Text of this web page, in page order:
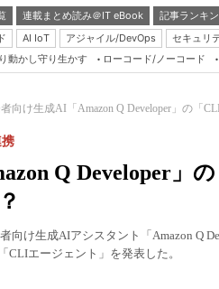
連載まとめ読み＠IT eBook 記事ランキ
AI IoT アジャイル/DevOps セキュリ
動かし守り生かす ローコード/ノーコード
向け生成AI「Amazon Q Developer」の「
Q Developer」
向け生成AIアシスタント「Amazon Q
エージェント」を発表した。